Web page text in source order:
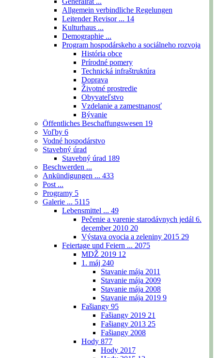
Allgemein verbindliche Regelungen
Leitender Revisor ... 14
Kulturhaus ...
Demographie ...
Program hospodárskeho a sociálneho rozvoja
História obce
Prírodné pomery
Technická infraštruktúra
Doprava
Životné prostredie
Obyvateľstvo
Vzdelanie a zamestnanosť
Bývanie
Öffentliches Beschaffungswesen 19
Voľby 6
Vodné hospodárstvo
Stavebný úrad
Stavebný úrad 189
Beschwerden ...
Ankündigungen ... 433
Post ...
Programy 5
Galerie ... 5115
Lebensmittel ... 49
Pečenie a varenie starodávnych jedál 6.
december 2010 20
Výstava ovocia a zeleniny 2015 29
Feiertage und Feiern ... 2075
MDŽ 2019 12
1. máj 240
Stavanie mája 2011
Stavanie mája 2009
Stavanie mája 2008
Stavanie mája 2019 9
Fašiangy 95
Fašiangy 2019 21
Fašiangy 2013 25
Fašiangy 2008
Hody 877
Hody 2017